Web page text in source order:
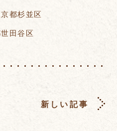
京都杉並区
世田谷区
新しい記事